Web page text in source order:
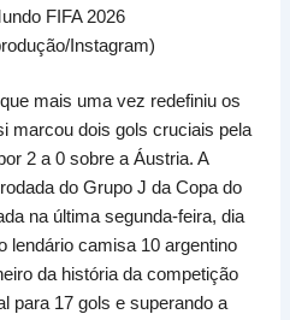
FIFA 2026
Instagram)
mais uma vez redefiniu os
marcou dois gols cruciais pela
2 a 0 sobre a Áustria. A
do Grupo J da Copa do
na última segunda-feira, dia
lendário camisa 10 argentino
da história da competição
para 17 gols e superando a